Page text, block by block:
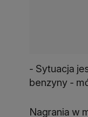
- Sytuacja
benzyny -
Nagrania w